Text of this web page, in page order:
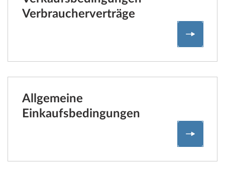
Verbraucherverträge
Allgemeine
Einkaufsbedingungen